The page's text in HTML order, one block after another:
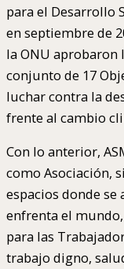
para el Desarrollo
en septiembre de
la ONU aprobaron
conjunto de 17
luchar contra la
frente al cambio
Con lo anterior,
como Asociación,
espacios donde
enfrenta el
para las
trabajo digno,